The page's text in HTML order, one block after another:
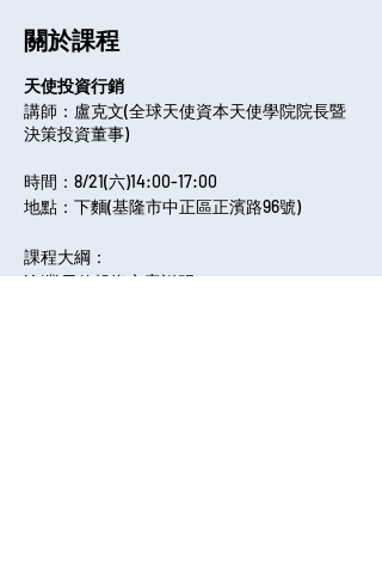
關於課程
天使投資行銷
講師：盧克文(全球天使資本天使學院院長暨
決策投資董事)
時間：8/21(六)14:00-17:00
地點：下麵(基隆市中正區正濱路96號)
課程大綱：
l創業天使投資方案説明